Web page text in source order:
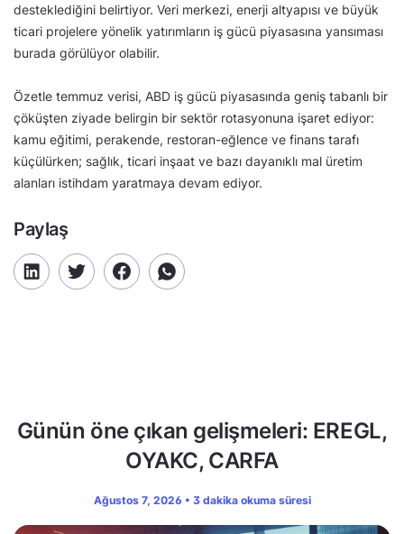
desteklediğini belirtiyor. Veri merkezi, enerji altyapısı ve büyük
ticari projelere yönelik yatırımların iş gücü piyasasına yansıması
burada görülüyor olabilir.
Özetle temmuz verisi, ABD iş gücü piyasasında geniş tabanlı bir
çöküşten ziyade belirgin bir sektör rotasyonuna işaret ediyor:
kamu eğitimi, perakende, restoran-eğlence ve finans tarafı
küçülürken; sağlık, ticari inşaat ve bazı dayanıklı mal üretim
alanları istihdam yaratmaya devam ediyor.
Paylaş
Günün öne çıkan gelişmeleri: EREGL,
OYAKC, CARFA
Ağustos 7, 2026 • 3 dakika okuma süresi